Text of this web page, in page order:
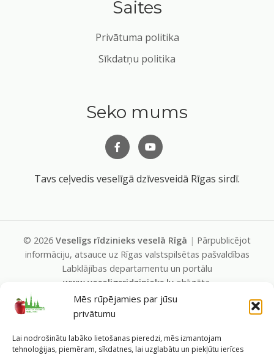
Mēs rūpējamies par jūsu
privātumu
Lai nodrošinātu labāko lietošanas pieredzi, mēs izmantojam
tehnoloģijas, piemēram, sīkdatnes, lai uzglabātu un piekļūtu ierīces
Saites
Privātuma politika
Sīkdatņu politika
Seko mums
Tavs ceļvedis veselīgā dzīvesveidā Rīgas sirdī.
© 2026 Veselīgs rīdzinieks veselā Rīgā | Pārpublicējot
informāciju, atsauce uz Rīgas valstspilsētas pašvaldības
Labklājības departamentu un portālu
www.veseligsridzinieks.lvobligāta.
Pašvaldības portālu administrē Rīgas valstspilsētas
pašvaldības Labklājības departaments (Rīga, Baznīcas iela